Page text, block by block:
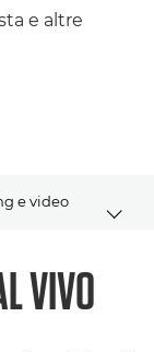
e altre
e video
VIVO